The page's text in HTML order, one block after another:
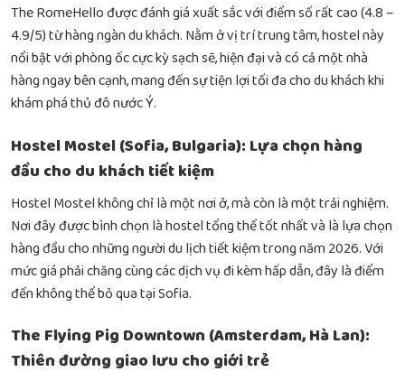
The RomeHello được đánh giá xuất sắc với điểm số rất cao (4.8 –
4.9/5) từ hàng ngàn du khách. Nằm ở vị trí trung tâm, hostel này
nổi bật với phòng ốc cực kỳ sạch sẽ, hiện đại và có cả một nhà
hàng ngay bên cạnh, mang đến sự tiện lợi tối đa cho du khách khi
khám phá thủ đô nước Ý.
Hostel Mostel (Sofia, Bulgaria): Lựa chọn hàng
đầu cho du khách tiết kiệm
Hostel Mostel không chỉ là một nơi ở, mà còn là một trải nghiệm.
Nơi đây được bình chọn là hostel tổng thể tốt nhất và là lựa chọn
hàng đầu cho những người du lịch tiết kiệm trong năm 2026. Với
mức giá phải chăng cùng các dịch vụ đi kèm hấp dẫn, đây là điểm
đến không thể bỏ qua tại Sofia.
The Flying Pig Downtown (Amsterdam, Hà Lan):
Thiên đường giao lưu cho giới trẻ